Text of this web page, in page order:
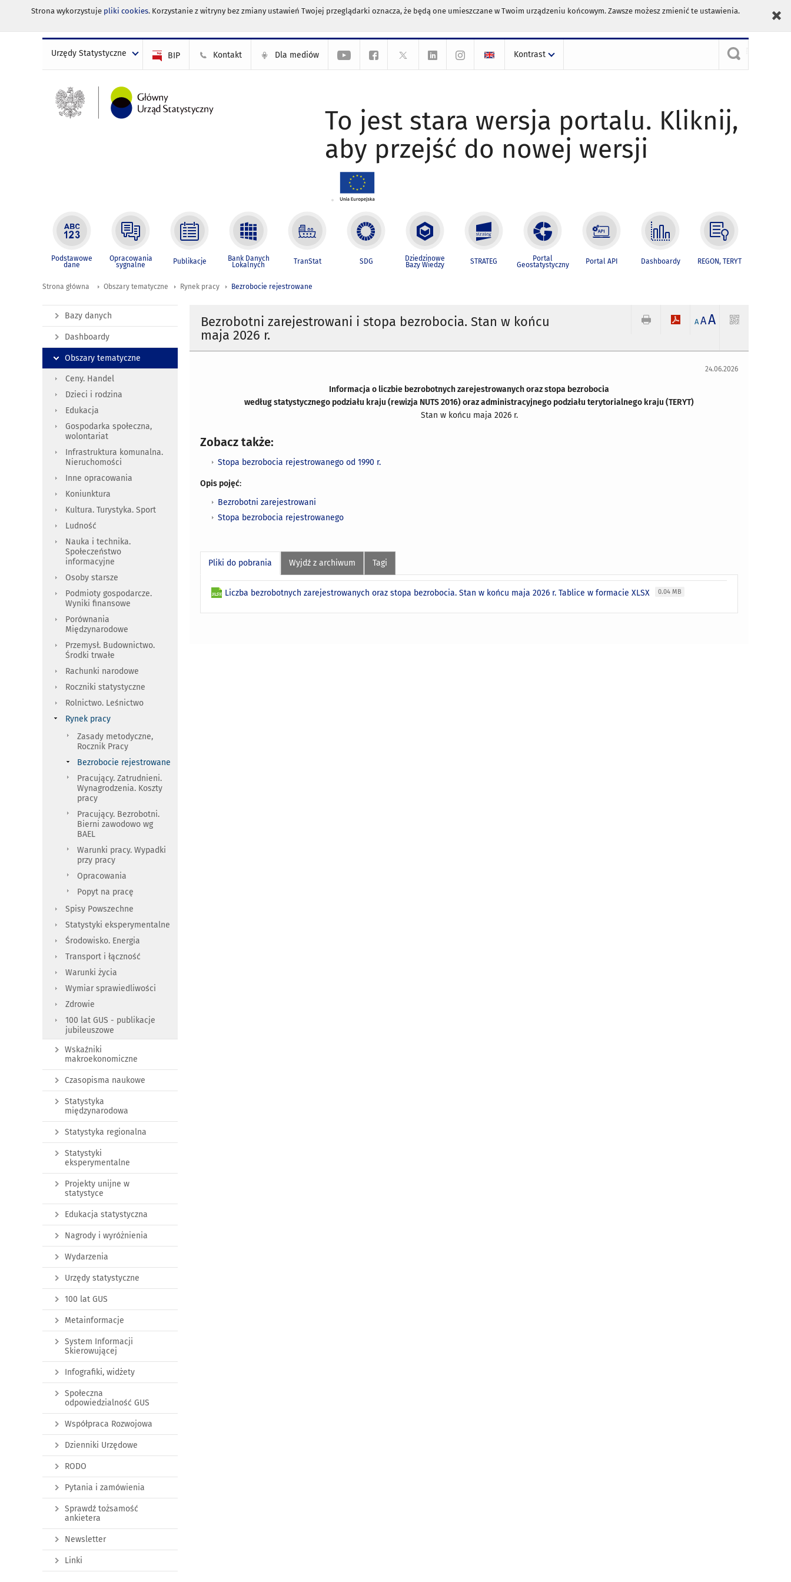
Strona wykorzystuje pliki cookies. Korzystanie z witryny bez zmiany ustawień Twojej przeglądarki oznacza, że będą one umieszczane w Twoim urządzeniu końcowym. Zawsze możesz zmienić te ustawienia.
Urzędy Statystyczne BIP Kontakt Dla mediów Kontrast
To jest stara wersja portalu. Kliknij,
aby przejść do nowej wersji
Podstawowe
dane
Opracowania
sygnalne Publikacje Bank Danych
Lokalnych TranStat SDG Dziedzinowe
Bazy Wiedzy STRATEG Portal
Geostatystyczny Portal API Dashboardy REGON, TERYT
Strona główna Obszary tematyczne Rynek pracy Bezrobocie rejestrowane
Bezrobotni zarejestrowani i stopa bezrobocia. Stan w końcu
maja 2026 r.
A AA
24.06.2026
Informacja o liczbie bezrobotnych zarejestrowanych oraz stopa bezrobocia
wedługstatystycznego podziału kraju (rewizja NUTS 2016) oraz administracyjnego podziału terytorialnego kraju (TERYT)
Stan w końcu maja 2026 r.
Zobacz także:
Stopa bezrobocia rejestrowanego od 1990 r.
Opis pojęć:
Bezrobotni zarejestrowani
Stopa bezrobocia rejestrowanego
Pliki do pobrania Wyjdź z archiwum Tagi
Liczba bezrobotnych zarejestrowanych oraz stopa bezrobocia. Stan w końcu maja 2026 r. Tablice w formacie XLSX 0.04 MB
Bazy danych
Dashboardy
Obszary tematyczne
Ceny. Handel
Dzieci i rodzina
Edukacja
Gospodarka społeczna,
wolontariat
Infrastruktura komunalna.
Nieruchomości
Inne opracowania
Koniunktura
Kultura. Turystyka. Sport
Ludność
Nauka i technika.
Społeczeństwo
informacyjne
Osoby starsze
Podmioty gospodarcze.
Wyniki finansowe
Porównania
Międzynarodowe
Przemysł. Budownictwo.
Środki trwałe
Rachunki narodowe
Roczniki statystyczne
Rolnictwo. Leśnictwo
Rynek pracy
Zasady metodyczne,
Rocznik Pracy
Bezrobocie rejestrowane
Pracujący. Zatrudnieni.
Wynagrodzenia. Koszty
pracy
Pracujący. Bezrobotni.
Bierni zawodowo wg
BAEL
Warunki pracy. Wypadki
przy pracy
Opracowania
Popyt na pracę
Spisy Powszechne
Statystyki eksperymentalne
Środowisko. Energia
Transport i łączność
Warunki życia
Wymiar sprawiedliwości
Zdrowie
100 lat GUS - publikacje
jubileuszowe
Wskaźniki
makroekonomiczne
Czasopisma naukowe
Statystyka
międzynarodowa
Statystyka regionalna
Statystyki
eksperymentalne
Projekty unijne w
statystyce
Edukacja statystyczna
Nagrody i wyróżnienia
Wydarzenia
Urzędy statystyczne
100 lat GUS
Metainformacje
System Informacji
Skierowującej
Infografiki, widżety
Społeczna
odpowiedzialność GUS
Współpraca Rozwojowa
Dzienniki Urzędowe
RODO
Pytania i zamówienia
Sprawdź tożsamość
ankietera
Newsletter
Linki